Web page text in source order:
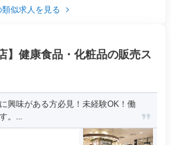
似求人を見る
】健康食品・化粧品の販売ス
興味がある方必見！未経験OK！働
。...